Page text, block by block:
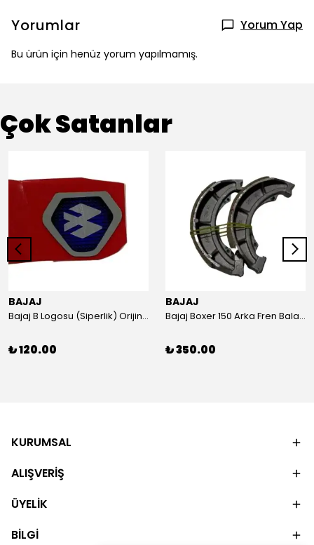
Yorumlar Yorum Yap
Bu ürün için henüz yorum yapılmamış.
Çok Satanlar
BAJAJ
Bajaj B Logosu (Siperlik) Orijinal
₺ 120.00
BAJAJ
Bajaj Boxer 150 Arka Fren Balatası Orijinal
₺ 350.00
KURUMSAL
ALIŞVERİŞ
ÜYELİK
BİLGİ